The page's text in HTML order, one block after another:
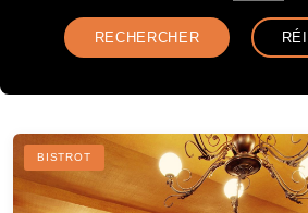
BISTROT